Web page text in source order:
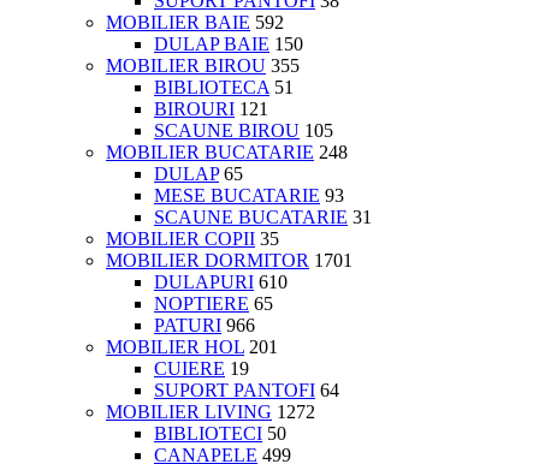
MOBILIER BAIE 592
DULAP BAIE 150
MOBILIER BIROU 355
BIBLIOTECA 51
BIROURI 121
SCAUNE BIROU 105
MOBILIER BUCATARIE 248
DULAP 65
MESE BUCATARIE 93
SCAUNE BUCATARIE 31
MOBILIER COPII 35
MOBILIER DORMITOR 1701
DULAPURI 610
NOPTIERE 65
PATURI 966
MOBILIER HOL 201
CUIERE 19
SUPORT PANTOFI 64
MOBILIER LIVING 1272
BIBLIOTECI 50
CANAPELE 499